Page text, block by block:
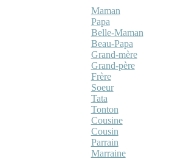
Maman
Papa
Belle-Maman
Beau-Papa
Grand-mère
Grand-père
Frère
Soeur
Tata
Tonton
Cousine
Cousin
Parrain
Marraine